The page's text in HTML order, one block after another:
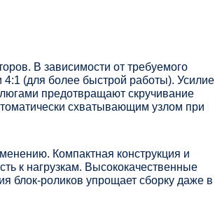
В зависимости от требуемого
(для более быстрой работы). Усилие
предотвращают скручивание
схватывающим узлом при
Компактная конструкция и
к нагрузкам. Высококачественные
блок-роликов упрощает сборку даже в